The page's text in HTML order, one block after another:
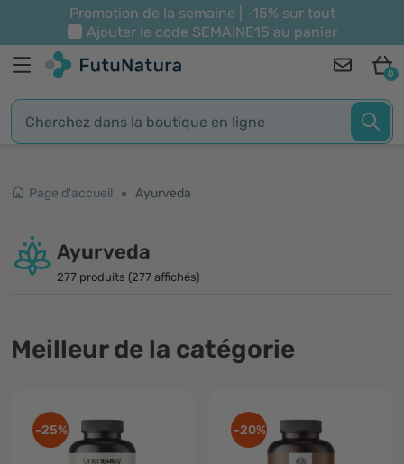
Promotion de la semaine | -15% sur tout
Ajouter le code SEMAINE15 au panier
0
Page d'accueil Ayurveda
Ayurveda
277 produits (277 affichés)
Meilleur de la catégorie
-25% -20%